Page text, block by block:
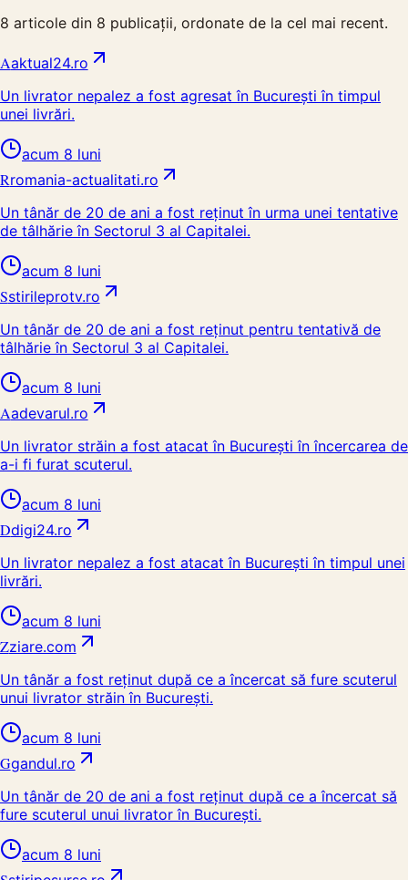
8 articole din 8 publicații, ordonate de la cel mai recent.
Aaktual24.ro
Un livrator nepalez a fost agresat în București în timpul
unei livrări.
acum 8 luni
Rromania-actualitati.ro
Un tânăr de 20 de ani a fost reținut în urma unei tentative
de tâlhărie în Sectorul 3 al Capitalei.
acum 8 luni
Sstirileprotv.ro
Un tânăr de 20 de ani a fost reținut pentru tentativă de
tâlhărie în Sectorul 3 al Capitalei.
acum 8 luni
Aadevarul.ro
Un livrator străin a fost atacat în București în încercarea de
a-i fi furat scuterul.
acum 8 luni
Ddigi24.ro
Un livrator nepalez a fost atacat în București în timpul unei
livrări.
acum 8 luni
Zziare.com
Un tânăr a fost reținut după ce a încercat să fure scuterul
unui livrator străin în București.
acum 8 luni
Ggandul.ro
Un tânăr de 20 de ani a fost reținut după ce a încercat să
fure scuterul unui livrator în București.
acum 8 luni